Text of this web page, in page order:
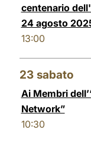
centenario
24 agosto
13:00
23 sabato
Ai Membri
Network”
10:30